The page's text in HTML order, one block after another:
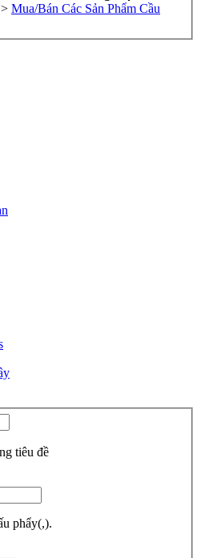
> Mua/Bán Các Sản Phẩm Cầu
tiêu đề
phẩy(,).